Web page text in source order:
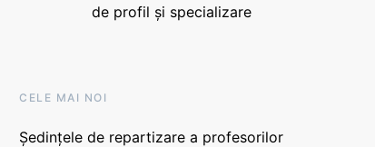
de profil și specializare
CELE MAI NOI
Ședințele de repartizare a profesorilor